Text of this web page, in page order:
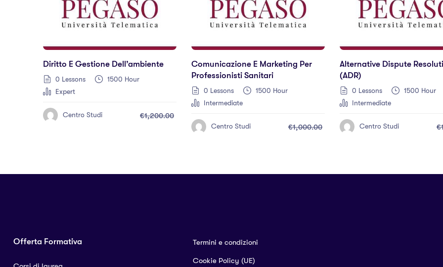
Diritto E Gestione Dell’ambiente
0 Lessons
1500 Hour
Expert
Centro Studi €1,200.00
Comunicazione E Marketing Per
Professionisti Sanitari
0 Lessons
1500 Hour
Intermediate
Centro Studi €1,000.00
Alternative Dispute
(ADR)
0 Lessons
1500 Hour
Intermediate
Centro Studi
Offerta Formativa Termini e condizioni
Cookie Policy (UE)